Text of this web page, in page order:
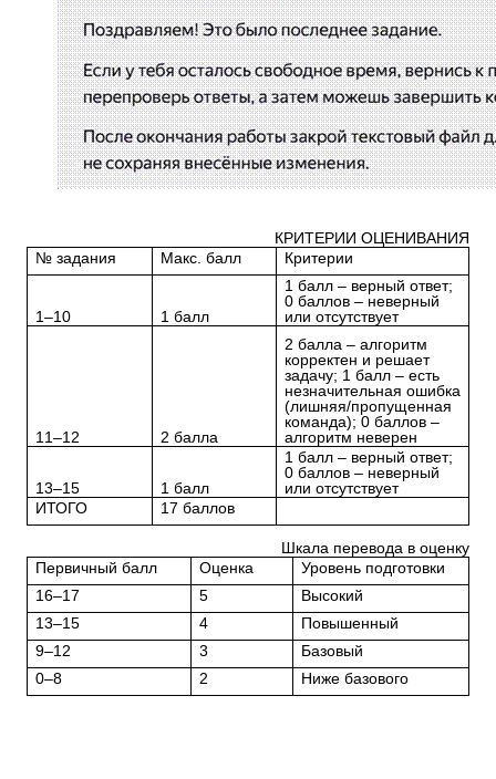
КРИТЕРИИ ОЦЕНИВАНИЯ
№ задания
Макс. балл Критерии
1–10 1 балл
1 балл – верный ответ;
0 баллов – неверный
или отсутствует
11–12 2 балла
2 балла – алгоритм
корректен и решает
задачу; 1 балл – есть
незначительная ошибка
(лишняя/пропущенная
команда); 0 баллов –
алгоритм неверен
13–15 1 балл
1 балл – верный ответ;
0 баллов – неверный
или отсутствует
ИТОГО
17 баллов
Шкала перевода в оценку
Первичный балл
Оценка
Уровень подготовки
16–17
5
Высокий
13–15
4
Повышенный
9–12
3
Базовый
0–8
2 Ниже базового